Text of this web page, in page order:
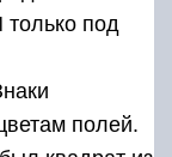
под
полей.